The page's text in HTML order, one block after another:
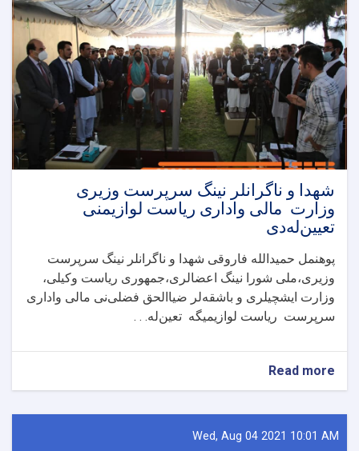
شهدا و ناگرانلر نینگ سرپرست وزیری
وزارت مالی واداری ریاست لوازیمنی
تعیین‌له‌دی
پوهنمل حمیدالله فاروقی شهدا و ناگرانلر نینگ سرپرست
وزیری،ملی شورا نینگ اعضالری،جمهوری ریاست وکیلی،
وزارت ایشچیلری و باشقه‌لر ضیاالحق فضلی‌نی مالی واداری
سرپرست ریاست لوازیمیگه تعین‌له. . .
Read more
ناگرانلر
نینگ
Wed, Aug 04 2021 10:01 AM